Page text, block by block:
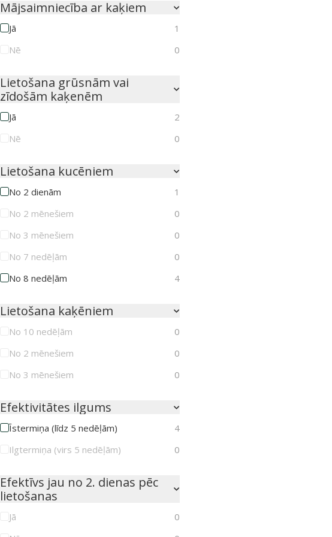
Mājsaimniecība ar kaķiem
Jā
1
Nē
0
Lietošana grūsnām vai
zīdošām kaķenēm
Jā
2
Nē
0
Lietošana kucēniem
No 2 dienām
1
No 2 mēnešiem
0
No 3 mēnešiem
0
No 7 nedēļām
0
No 8 nedēļām
4
Lietošana kaķēniem
No 10 nedēļām
0
No 2 mēnešiem
0
No 3 mēnešiem
0
Efektivitātes ilgums
Īstermiņa (līdz 5 nedēļām)
4
Ilgtermiņa (virs 5 nedēļām)
0
Efektīvs jau no 2. dienas pēc
lietošanas
Jā
0